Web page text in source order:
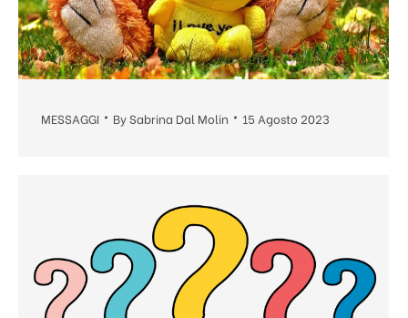
MESSAGGI BySabrina Dal Molin 15 Agosto 2023